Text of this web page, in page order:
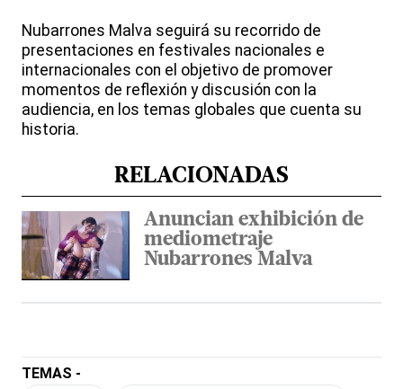
Nubarrones Malva seguirá su recorrido de
presentaciones en festivales nacionales e
internacionales con el objetivo de promover
momentos de reflexión y discusión con la
audiencia, en los temas globales que cuenta su
historia.
RELACIONADAS
Anuncian exhibición de
mediometraje
Nubarrones Malva
TEMAS -